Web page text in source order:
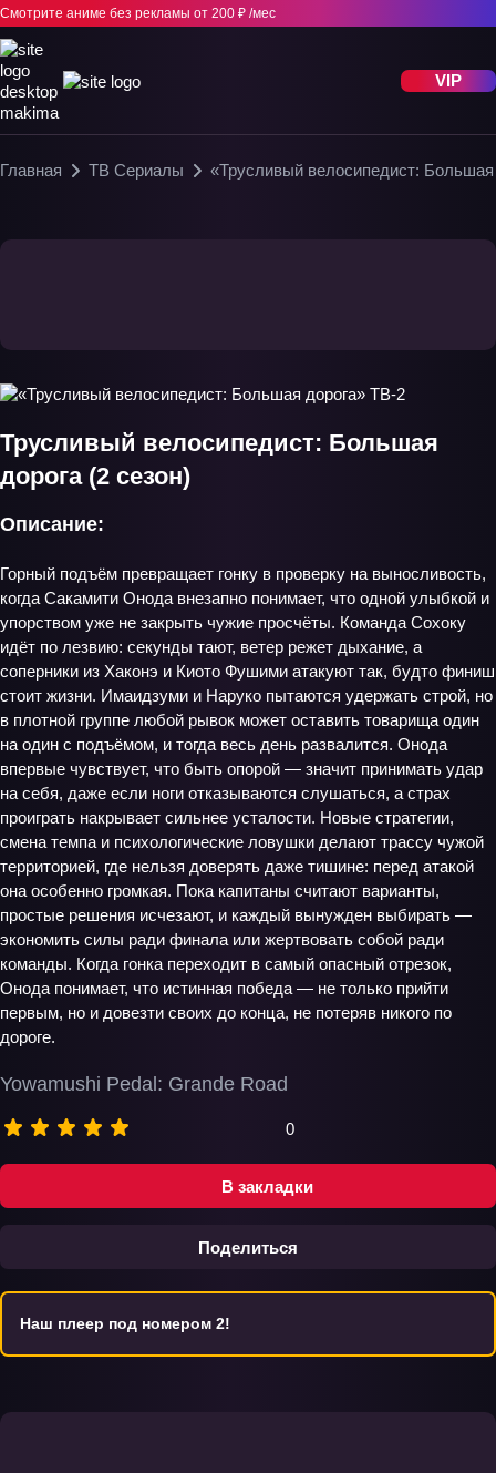
Смотрите аниме без рекламы от 200 ₽ /мес
VIP
Главная ТВ Сериалы «Трусливый велосипедист:
В закладки
Поделиться
Трусливый велосипедист: Большая
дорога (2 сезон)
Yowamushi Pedal: Grande Road
0
Описание:
Горный подъём превращает гонку в проверку на выносливость,
когда Сакамити Онода внезапно понимает, что одной улыбкой и
упорством уже не закрыть чужие просчёты. Команда Сохоку
идёт по лезвию: секунды тают, ветер режет дыхание, а
соперники из Хаконэ и Киото Фушими атакуют так, будто финиш
стоит жизни. Имаидзуми и Наруко пытаются удержать строй, но
в плотной группе любой рывок может оставить товарища один
на один с подъёмом, и тогда весь день развалится. Онода
впервые чувствует, что быть опорой — значит принимать удар
на себя, даже если ноги отказываются слушаться, а страх
проиграть накрывает сильнее усталости. Новые стратегии,
смена темпа и психологические ловушки делают трассу чужой
территорией, где нельзя доверять даже тишине: перед атакой
она особенно громкая. Пока капитаны считают варианты,
простые решения исчезают, и каждый вынужден выбирать —
экономить силы ради финала или жертвовать собой ради
команды. Когда гонка переходит в самый опасный отрезок,
Онода понимает, что истинная победа — не только прийти
первым, но и довезти своих до конца, не потеряв никого по
дороге.
Наш плеер под номером 2!